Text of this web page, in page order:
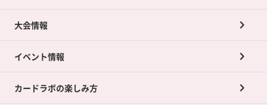
大会情報
イベント情報
カードラボの楽しみ方